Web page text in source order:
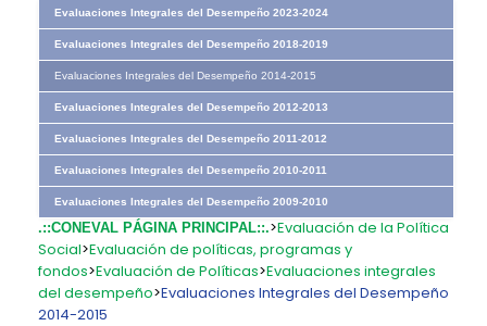
Evaluaciones Integrales del Desempeño 2023-2024
Evaluaciones Integrales del Desempeño 2018-2019
Evaluaciones Integrales del Desempeño 2014-2015
Evaluaciones Integrales del Desempeño 2012-2013
Evaluaciones Integrales del Desempeño 2011-2012
Evaluaciones Integrales del Desempeño 2010-2011
Evaluaciones Integrales del Desempeño 2009-2010
.::CONEVAL PÁGINA PRINCIPAL::.>Evaluación de la Política
Social>Evaluación de políticas, programas y
fondos>Evaluación de Políticas>Evaluaciones integrales
del desempeño>Evaluaciones Integrales del Desempeño
2014-2015